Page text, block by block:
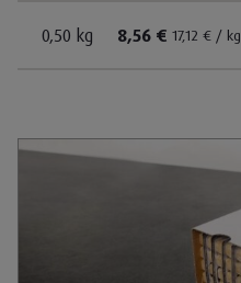
0,50 kg 8,56 € 17,12 € / kg